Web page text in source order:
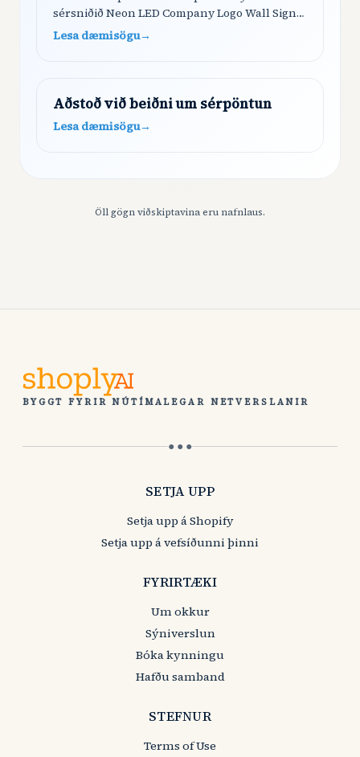
sérsniðið Neon LED Company Logo Wall Sign
fyrir YouTube lógóið sitt (100x100cm). Shoply
safnaði tengiliðaupplýsingum, skýrði kröfur,
Lesa dæmisögu→
Aðstoð við beiðni um sérpöntun
Lesa dæmisögu→
Öll gögn viðskiptavina eru nafnlaus.
BYGGT FYRIR NÚTÍMALEGAR NETVERSLANIR
● ● ●
SETJA UPP
Setja upp á Shopify
Setja upp á vefsíðunni þinni
FYRIRTÆKI
Um okkur
Sýniverslun
Bóka kynningu
Hafðu samband
STEFNUR
Terms of Use